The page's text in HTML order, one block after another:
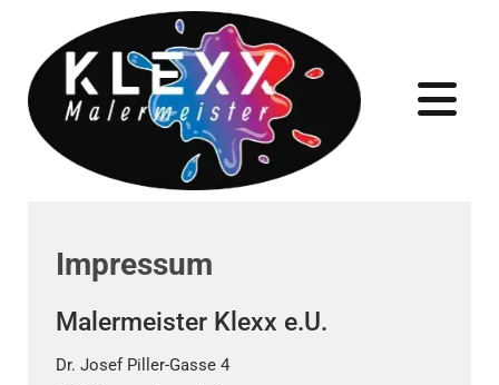
Impressum
Malermeister Klexx e.U.
Dr. Josef Piller-Gasse 4